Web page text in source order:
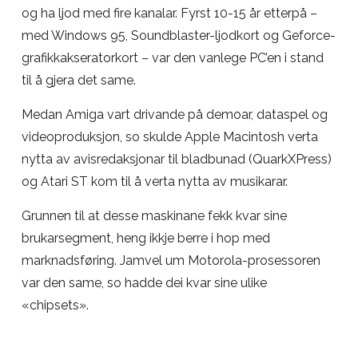
og ha ljod med fire kanalar. Fyrst 10-15 år etterpå –
med Windows 95, Soundblaster-ljodkort og Geforce-
grafikkakseratorkort – var den vanlege PC’en i stand
til å gjera det same.
Medan Amiga vart drivande på demoar, dataspel og
videoproduksjon, so skulde Apple Macintosh verta
nytta av avisredaksjonar til bladbunad (QuarkXPress)
og Atari ST kom til å verta nytta av musikarar.
Grunnen til at desse maskinane fekk kvar sine
brukarsegment, heng ikkje berre i hop med
marknadsføring. Jamvel um Motorola-prosessoren
var den same, so hadde dei kvar sine ulike
«chipsets».